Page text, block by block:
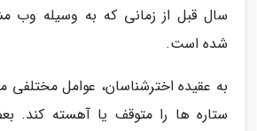
سال قبل از زمانی که به وسیله وب
شده است.
به عقیده اخترشناسان، عوامل
ستاره ها را متوقف یا آهسته کند.